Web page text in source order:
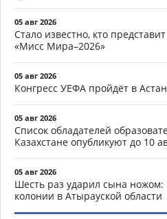
05 авг 2026
Стало известно, кто
«Мисс Мира–2026»
05 авг 2026
Конгресс УЕФА пройдёт в
05 авг 2026
Список обладателей
Казахстане опубликуют до 10
05 авг 2026
Шесть раз ударил сына
колонии в Атырауской области